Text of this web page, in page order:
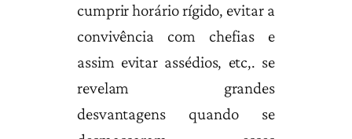
cumprir horário rígido, evitar a
convivência com chefias e
assim evitar assédios, etc,. se
revelam grandes
desvantagens quando se